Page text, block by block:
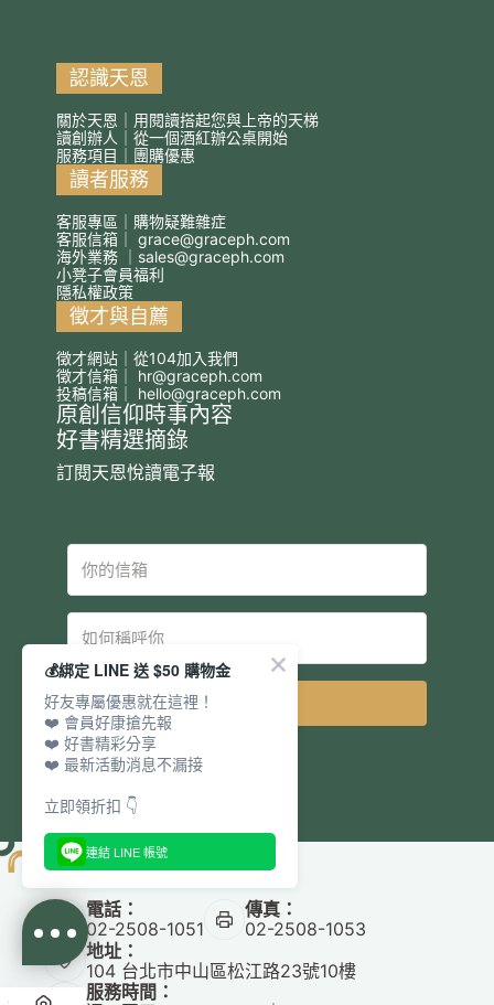
認識天恩
關於天恩｜用閱讀搭起您與上帝的天梯
讀創辦人｜從一個酒紅辦公桌開始
服務項目｜團購優惠
讀者服務
客服專區｜購物疑難雜症
客服信箱｜ grace@graceph.com
海外業務 ｜ sales@graceph.com
小凳子會員福利
隱私權政策
徵才與自薦
徵才網站｜從104加入我們
徵才信箱｜ hr@graceph.com
投稿信箱｜ hello@graceph.com
原創信仰時事內容
好書精選摘錄
訂閱天恩悅讀電子報
電話：
02-2508-1051
傳真：
02-2508-1053
地址：
104 台北市中山區松江路23號10樓
服務時間：
💰綁定 LINE 送 $50 購物金
好友專屬優惠就在這裡！
❤️ 會員好康搶先報
❤️ 好書精彩分享
❤️ 最新活動消息不漏接
立即領折扣 👇
連結 LINE 帳號